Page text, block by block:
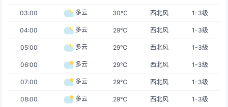
03:00 多云 30℃ 西北风 1-3级
04:00 多云 29℃ 西北风 1-3级
05:00 多云 29℃ 西北风 1-3级
06:00 多云 29℃ 西北风 1-3级
07:00 多云 29℃ 西北风 1-3级
08:00 多云 29℃ 西北风 1-3级